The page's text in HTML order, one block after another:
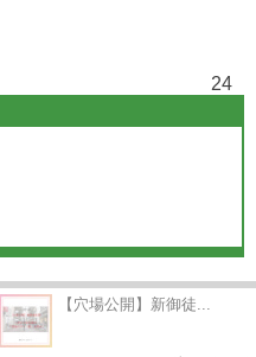
24
【穴場公開】新御徒...